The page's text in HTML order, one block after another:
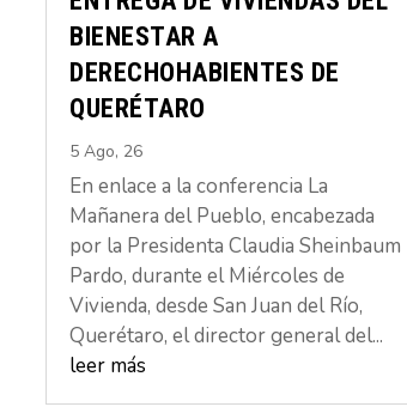
BIENESTAR A
DERECHOHABIENTES DE
QUERÉTARO
5 Ago, 26
En enlace a la conferencia La
Mañanera del Pueblo, encabezada
por la Presidenta Claudia Sheinbaum
Pardo, durante el Miércoles de
Vivienda, desde San Juan del Río,
Querétaro, el director general del...
leer más